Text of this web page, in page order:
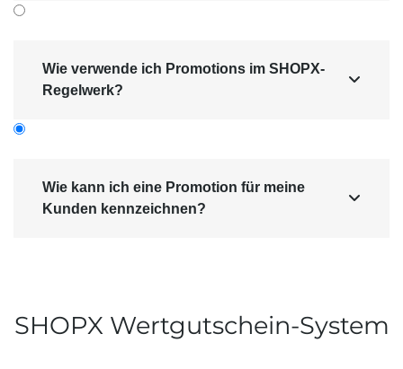
Wie verwende ich Promotions im SHOPX-
Regelwerk?

Wie kann ich eine Promotion für meine
Kunden kennzeichnen?

bestimmten) Produkten kennzeichnen.
SHOPX Wertgutschein-System